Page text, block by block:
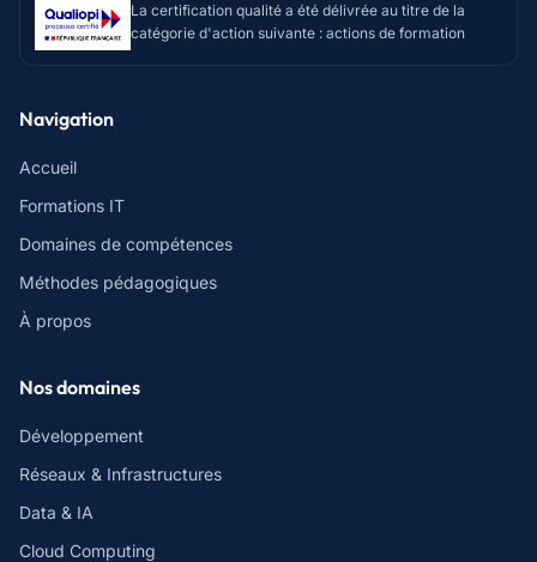
La certification qualité a été délivrée au titre de la
catégorie d'action suivante : actions de formation
Navigation
Accueil
Formations IT
Domaines de compétences
Méthodes pédagogiques
À propos
Nos domaines
Développement
Réseaux & Infrastructures
Data & IA
Cloud Computing